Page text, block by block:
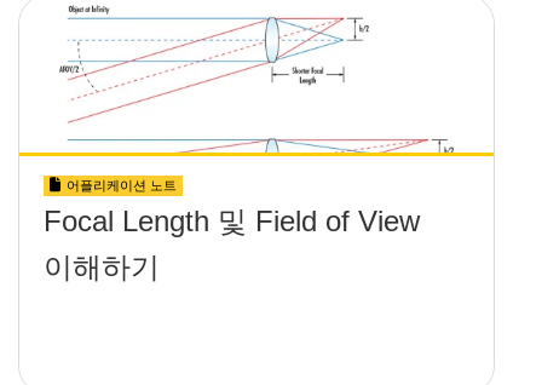
어플리케이션 노트
Focal Length 및 Field of View
이해하기